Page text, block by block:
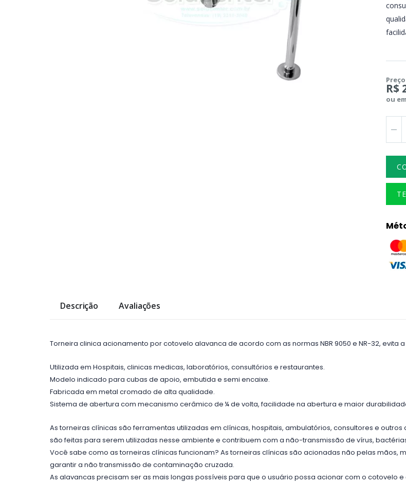
Preço
R$
ou
Descrição Avaliações
Torneira clinica acionamento por cotovelo alavanca de acordo com as normas NBR 9050 e NR-32, evita
Utilizada em Hospitais, clinicas medicas, laboratórios, consultórios e restaurantes.
Modelo indicado para cubas de apoio, embutida e semi encaixe.
Fabricada em metal cromado de alta qualidade.
Sistema de abertura com mecanismo cerâmico de ¼ de volta, facilidade na abertura e maior
As torneiras clínicas são ferramentas utilizadas em clínicas, hospitais, ambulatórios, consultores e
são feitas para serem utilizadas nesse ambiente e contribuem com a não-transmissão de vírus,
Você sabe como as torneiras clínicas funcionam? As torneiras clínicas são acionadas não pelas
garantir a não transmissão de contaminação cruzada.
As alavancas precisam ser as mais longas possíveis para que o usuário possa acionar com o cotovelo